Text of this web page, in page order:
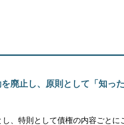
廃止し、原則として「知っ
し、特則として債権の内容ごと